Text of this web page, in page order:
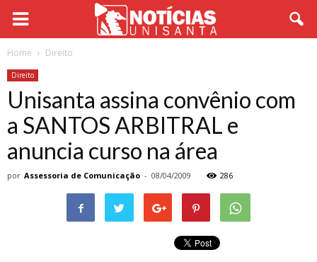
Home Direito
Direito
Unisanta assina convênio com
a SANTOS ARBITRAL e
anuncia curso na área
por Assessoria de Comunicação - 08/04/2009 286